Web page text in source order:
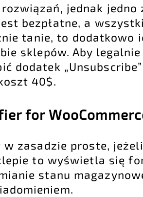
jednak jedno
bezpłatne, a
tanie, to dodatkowo
sklepów. Aby
dodatek
40$.
for
zasadzie proste,
to wyświetla się
stanu